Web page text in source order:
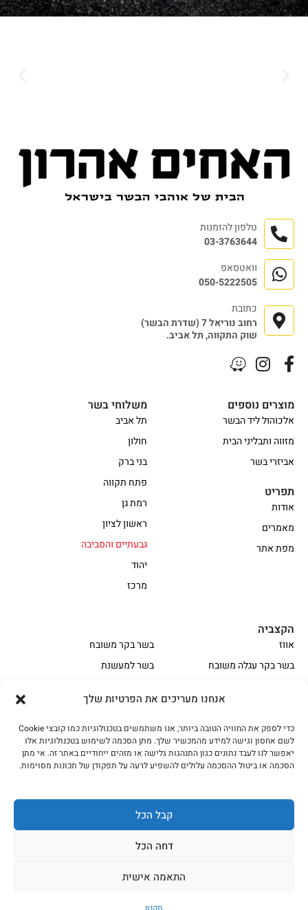
אנחנו מעריכים את הפרטיות שלך
כדי לספק את החוויה הטובה ביותר, אנו משתמשים בטכנולוגיות כמו קובצי Cookie
לשם אחסון וגישה למידע מהמכשיר שלך. מתן הסכמה לשימוש בטכנולוגיות אלו
יאפשר לנו לעבד נתונים כגון התנהגות גלישה או מזהים ייחודיים באתר זה. אי מתן
הסכמה או ביטול ההסכמה עלולים להשפיע לרעה על תפקודן של תכונות מסוימות.
קבל הכל
דחה הכל
התאמה אישית
הקצביה
אווז
בשר בקר משובח
בשר בקר עגלה משובח
בשר למעשנת
טחונים – בשר טחון
טלה/כבש
מיוחדי מסורת
מיוחדי מסורת1
נתחי פנים
עוף
עוף טבעי
על האש
משלוחי בשר
תל אביב
חולון
בני ברק
פתח תקווה
רמת גן
ראשון לציון
גבעתיים והסביבה
יהוד
מרכז
מוצרים נוספים
אלכוהול ליד הבשר
מזווה ותבליני הבית
אביזרי בשר
תפריט
אודות
מאמרים
מפת אתר
טלפון להזמנות
03-3763644
וואטסאפ
050-5222505
כתובת
רחוב נוריאל 7 (שדרת הבשר)
שוק התקווה, תל אביב.
כל הזכויות שמורות האחים אהרון 2023
עיצוב ובניית האתר בשיתוף Kfir Dgital